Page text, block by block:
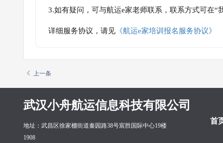
3.如有疑问，可与航运e家老师联系，联系方式可在
详细服务协议，请见 《航运e家培训报名服务协议》
上一条
武汉小舟航运信息科技有限公司
首
地址：武昌区徐家棚街道秦园路38号宸胜国际中心19楼
1908